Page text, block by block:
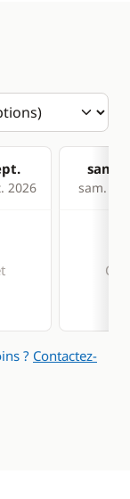
2026
sam.
sam. 03
? Contactez-